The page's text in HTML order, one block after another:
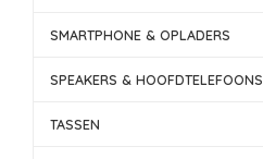
SMARTPHONE & OPLADERS
SPEAKERS & HOOFDTELEFOONS
TASSEN